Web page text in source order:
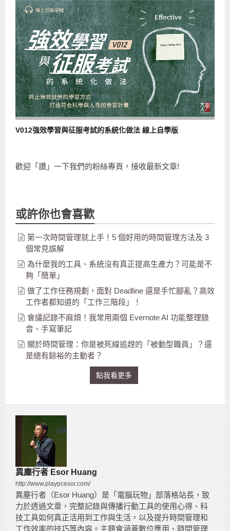
V012強效學習與征服考試的系統化做法 線上自學版
歡迎「讚」一下我們的粉絲專頁，接收最新文章!
或許你也會喜歡
第一次時間管理就上手！5 個好用的時間管理方法及 3
個常見誤解
為什麼我的工具、系統沒有真正提高生產力？可能是不
夠「簡單」
做了工作任務規劃，面對 Deadline 還是手忙腳亂？高效
工作者都知道的「工作三階段」！
會議記錄不麻煩！我常用兩個 Evernote AI 功能整理錄
音、手寫筆記
關於時間管理：你是被死線追趕的「被動型職員」？還
是總有餘裕的主動者？
點我看更多
異塵行者 Esor Huang
http://www.playpcesor.com/
異塵行者（Esor Huang）是「電腦玩物」部落格站長，致
力於透過文章，完整記錄與傳播行動工具的使用心得、科
技工具如何真正活用到工作與生活，以及提升時間管理和
工作效率的技巧等內容。主題會涵蓋數位應用、時間管理